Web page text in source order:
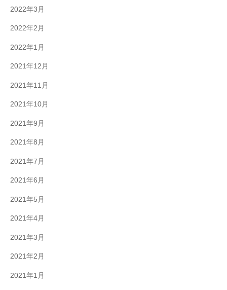
2022年3月
2022年2月
2022年1月
2021年12月
2021年11月
2021年10月
2021年9月
2021年8月
2021年7月
2021年6月
2021年5月
2021年4月
2021年3月
2021年2月
2021年1月